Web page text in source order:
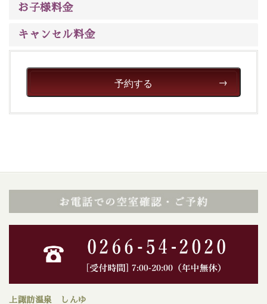
お子様料金
キャンセル料金
予約する
上諏訪温泉 しんゆ